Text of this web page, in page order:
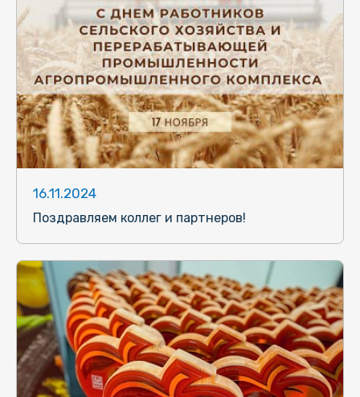
16.11.2024
Поздравляем коллег и партнеров!